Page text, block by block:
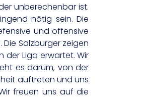
unberechenbar ist.
nötig sein. Die
und offensive
Salzburger zeigen
der Liga erwartet. Wir
es darum, von der
auftreten und uns
freuen uns auf die